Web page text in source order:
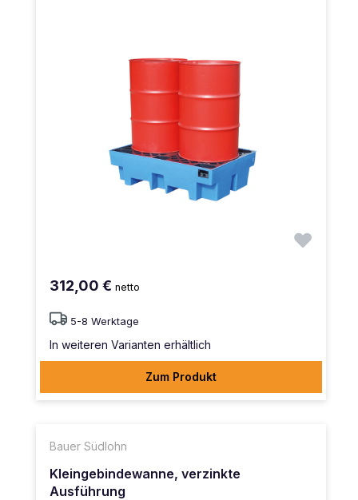
312,00 € netto
5-8 Werktage
In weiteren Varianten erhältlich
Zum Produkt
Bauer Südlohn
Kleingebindewanne, verzinkte
Ausführung